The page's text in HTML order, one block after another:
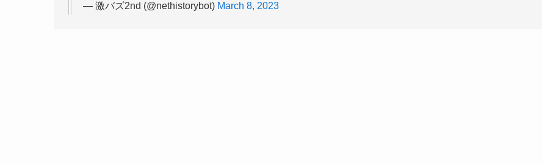
— 激バズ2nd (@nethistorybot) March 8, 2023